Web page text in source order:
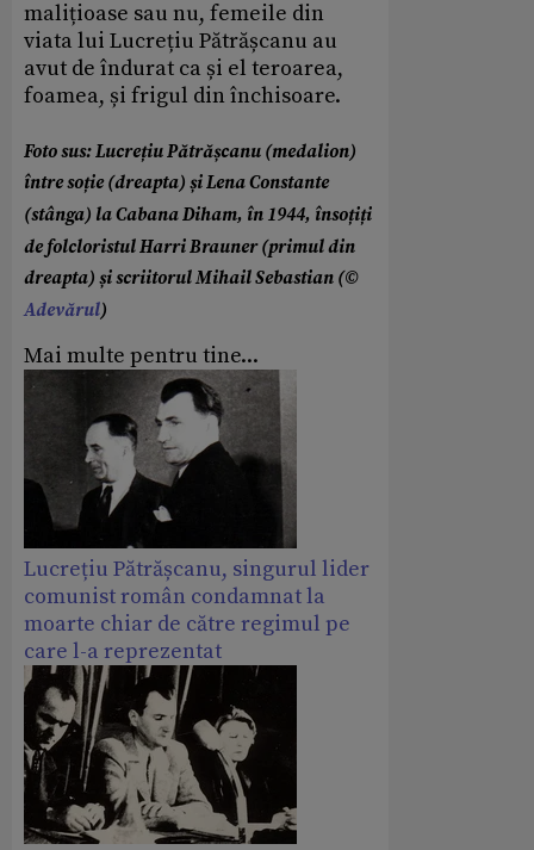
malițioase sau nu, femeile din
viata lui Lucrețiu Pătrășcanu au
avut de îndurat ca și el teroarea,
foamea, și frigul din închisoare.
Foto sus: Lucrețiu Pătrășcanu (medalion)
între soție (dreapta) și Lena Constante
(stânga) la Cabana Diham, în 1944, însoțiți
de folcloristul Harri Brauner (primul din
dreapta) și scriitorul Mihail Sebastian (©
Adevărul)
Mai multe pentru tine...
Lucrețiu Pătrășcanu, singurul lider
comunist român condamnat la
moarte chiar de către regimul pe
care l-a reprezentat